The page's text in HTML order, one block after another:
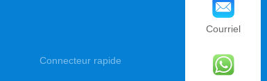
Connecteur rapide
Courriel